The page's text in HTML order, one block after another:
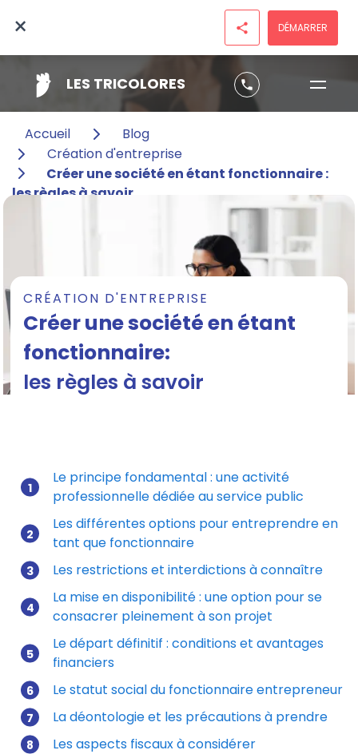
LES TRICOLORES phone
× share DÉMARRER
Accueil
Blog
Création d'entreprise
Créer une société en étant fonctionnaire :
les règles à savoir
CRÉATION D'ENTREPRISE
Créer une société en étant
fonctionnaire:
les règles à savoir
Mis à jour le 17/11/2025
Le principe fondamental : une activité
professionnelle dédiée au service public
Les différentes options pour entreprendre en
tant que fonctionnaire
Les restrictions et interdictions à connaître
La mise en disponibilité : une option pour se
consacrer pleinement à son projet
Le départ définitif : conditions et avantages
financiers
Le statut social du fonctionnaire entrepreneur
La déontologie et les précautions à prendre
Les aspects fiscaux à considérer